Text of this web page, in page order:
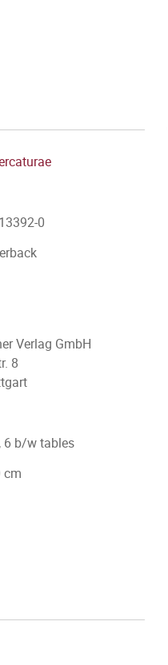
0
Verlag GmbH
8
6 b/w tables
cm